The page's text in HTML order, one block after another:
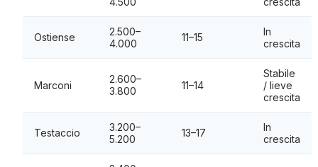
Ostiense
2.500–
4.000
11–15
In
crescita
Marconi
2.600–
3.800
11–14
Stabile
/ lieve
crescita
Testaccio
3.200–
5.200
13–17
In
crescita